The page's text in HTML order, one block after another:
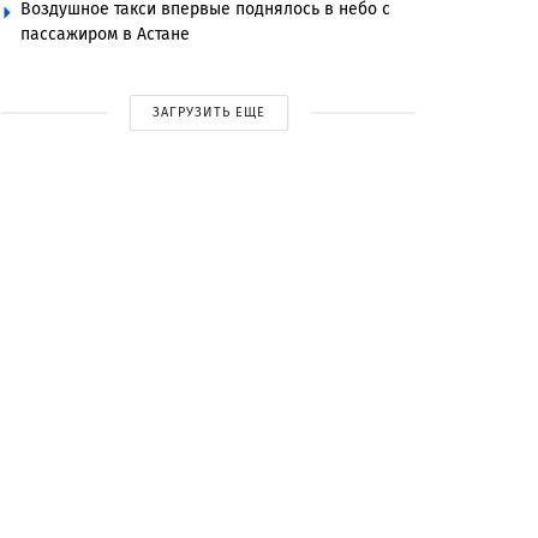
Воздушное такси впервые поднялось в небо с
пассажиром в Астане
ЗАГРУЗИТЬ ЕЩЕ